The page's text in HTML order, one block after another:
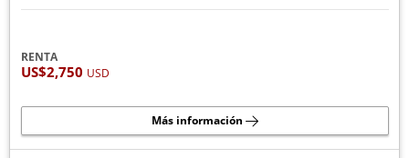
RENTA
US$2,750 USD
Más información